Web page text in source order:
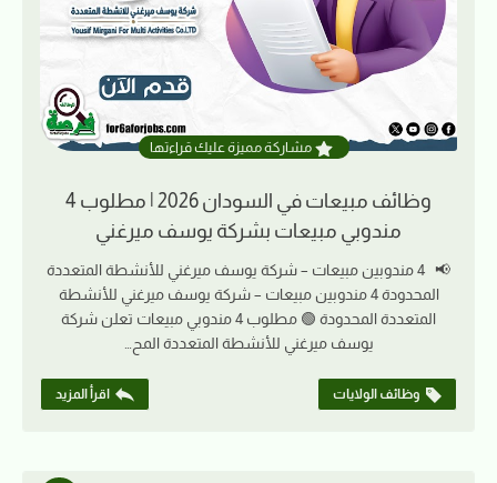
مشاركة مميزة عليك قراءتها
وظائف مبيعات في السودان 2026 | مطلوب 4
مندوبي مبيعات بشركة يوسف ميرغني
📢 4 مندوبين مبيعات – شركة يوسف ميرغني للأنشطة المتعددة
المحدودة 4 مندوبين مبيعات – شركة يوسف ميرغني للأنشطة
المتعددة المحدودة 🟢 مطلوب 4 مندوبي مبيعات تعلن شركة
يوسف ميرغني للأنشطة المتعددة المح…
وظائف الولايات اقرأ المزيد